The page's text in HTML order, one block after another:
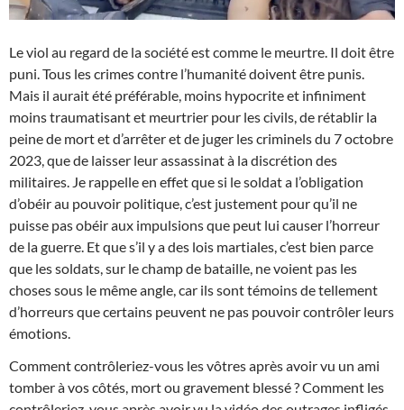
Le viol au regard de la société est comme le meurtre. Il doit être
puni. Tous les crimes contre l’humanité doivent être punis.
Mais il aurait été préférable, moins hypocrite et infiniment
moins traumatisant et meurtrier pour les civils, de rétablir la
peine de mort et d’arrêter et de juger les criminels du 7 octobre
2023, que de laisser leur assassinat à la discrétion des
militaires. Je rappelle en effet que si le soldat a l’obligation
d’obéir au pouvoir politique, c’est justement pour qu’il ne
puisse pas obéir aux impulsions que peut lui causer l’horreur
de la guerre. Et que s’il y a des lois martiales, c’est bien parce
que les soldats, sur le champ de bataille, ne voient pas les
choses sous le même angle, car ils sont témoins de tellement
d’horreurs que certains peuvent ne pas pouvoir contrôler leurs
émotions.
Comment contrôleriez-vous les vôtres après avoir vu un ami
tomber à vos côtés, mort ou gravement blessé ? Comment les